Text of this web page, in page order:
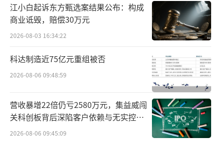
收入占比达87%的数据中心的增长背后，
得益于英伟达各类客户的增加，尤其是企业和
消费互联网公司，贡献了英伟达数据中心收入
的45%左右。
黄仁勋特意点出了来自特斯拉的帮助。目
前，为训练AI集群，特斯拉已经购入了35000个
H100 GPU，这些算力资源正在被马斯克用于推
进自动驾驶系统FSD V12版本的更新迭代。
江小白起诉东方甄选案结果公布：构成
商业诋毁，赔偿30万元
2026-08-03 16:34:22
科达制造近75亿元重组被否
2026-08-06 09:48:59
营收暴增22倍仍亏2580万元，集益威闯
关科创板背后深陷客户依赖与无实控人
困局
2026-08-06 09:45:09